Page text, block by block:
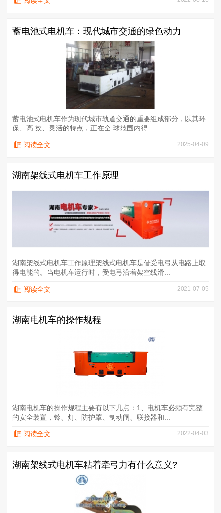
蓄电池式电机车：现代城市交通的绿色动力
蓄电池式电机车作为现代城市轨道交通的重要组成部分，以其环
保、高 效、灵活的特点，正在全 球范围内得...
阅读全文 2025-04-09
湖南架线式电机车​工作原理
湖南架线式电机车工作原理架线式电机车是借受电弓从电路上取
得电能的。当电机车运行时，受电弓沿着架空线滑...
阅读全文 2021-07-05
湖南电机车的操作规程
湖南电机车的操作规程主要有以下几点：1、电机车必须有完整
的安全装置，铃、灯、防护罩、制动闸、联接器和...
阅读全文 2022-04-03
湖南架线式电机车粘着牵弓力有什么意义?